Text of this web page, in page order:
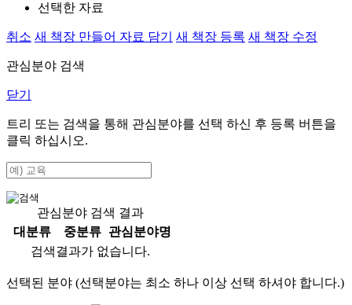
선택한 자료
취소 새 책장 만들어 자료 담기 새 책장 등록 새 책장 수정
관심분야 검색
닫기
트리 또는 검색을 통해 관심분야를 선택 하신 후 등록 버튼을
클릭 하십시오.
관심분야 검색 결과
대분류
중분류
관심분야명
검색결과가 없습니다.
선택된 분야 (선택분야는 최소 하나 이상 선택 하셔야 합니다.)